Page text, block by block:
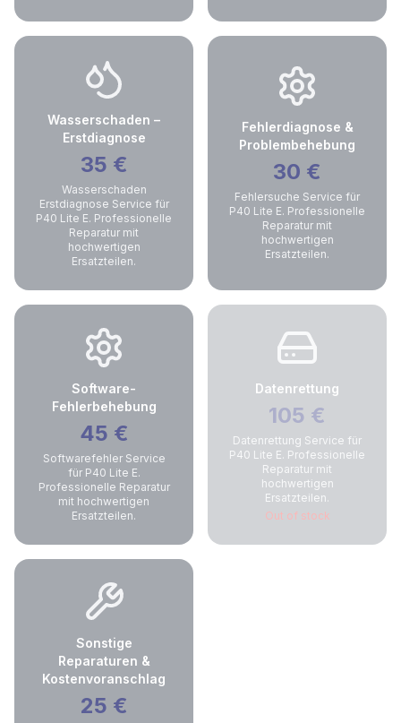
Wasserschaden –
Erstdiagnose
35 €
Wasserschaden
Erstdiagnose Service für
P40 Lite E. Professionelle
Reparatur mit
hochwertigen
Ersatzteilen.
Fehlerdiagnose &
Problembehebung
30 €
Fehlersuche Service für
P40 Lite E. Professionelle
Reparatur mit
hochwertigen
Ersatzteilen.
Software-
Fehlerbehebung
45 €
Softwarefehler Service
für P40 Lite E.
Professionelle Reparatur
mit hochwertigen
Ersatzteilen.
Datenrettung
105 €
Datenrettung Service für
P40 Lite E. Professionelle
Reparatur mit
hochwertigen
Ersatzteilen.
Out of stock
Sonstige
Reparaturen &
Kostenvoranschlag
25 €